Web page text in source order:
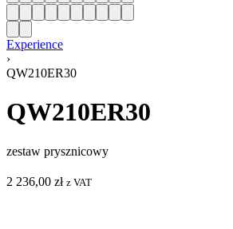
Experience
›
QW210ER30
QW210ER30
zestaw prysznicowy
2 236,00 zł z VAT